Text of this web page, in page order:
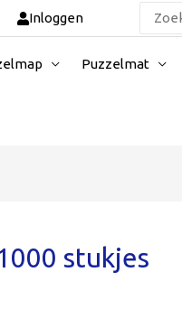
Inloggen
Zoeken
naar:
Puzzelmat
stukjes